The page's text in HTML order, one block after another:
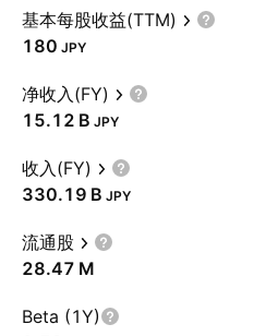
基本每股收益(TTM)
180 JPY
净收入(FY)
‪15.12 B‬ JPY
收入(FY)
‪330.19 B‬ JPY
流通股
‪28.47 M‬
Beta (1Y)